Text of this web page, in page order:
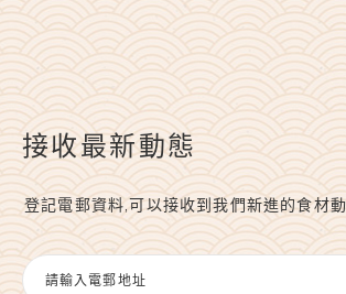
接收最新動態
登記電郵資料,可以接收到我們新進的食材